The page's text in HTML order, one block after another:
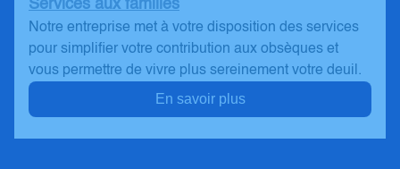
Services aux familles
Notre entreprise met à votre disposition des services
pour simplifier votre contribution aux obsèques et
vous permettre de vivre plus sereinement votre deuil.
En savoir plus